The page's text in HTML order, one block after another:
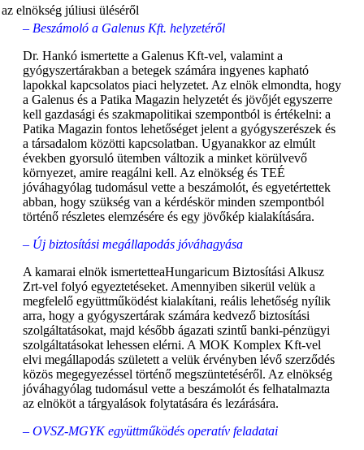
– Beszámoló a Galenus Kft. helyzetéről
Dr. Hankó ismertette a Galenus Kft-vel, valamint a
gyógyszertárakban a betegek számára ingyenes kapható
lapokkal kapcsolatos piaci helyzetet. Az elnök elmondta, hogy
a Galenus és a Patika Magazin helyzetét és jövőjét egyszerre
kell gazdasági és szakmapolitikai szempontból is értékelni: a
Patika Magazin fontos lehetőséget jelent a gyógyszerészek és
a társadalom közötti kapcsolatban. Ugyanakkor az elmúlt
években gyorsuló ütemben változik a minket körülvevő
környezet, amire reagálni kell. Az elnökség és TEÉ
jóváhagyólag tudomásul vette a beszámolót, és egyetértettek
abban, hogy szükség van a kérdéskör minden szempontból
történő részletes elemzésére és egy jövőkép kialakítására.
– Új biztosítási megállapodás jóváhagyása
A kamarai elnök ismertetteaHungaricum Biztosítási Alkusz
Zrt-vel folyó egyeztetéseket. Amennyiben sikerül velük a
megfelelő együttműködést kialakítani, reális lehetőség nyílik
arra, hogy a gyógyszertárak számára kedvező biztosítási
szolgáltatásokat, majd később ágazati szintű banki-pénzügyi
szolgáltatásokat lehessen elérni. A MOK Komplex Kft-vel
elvi megállapodás született a velük érvényben lévő szerződés
közös megegyezéssel történő megszüntetéséről. Az elnökség
jóváhagyólag tudomásul vette a beszámolót és felhatalmazta
az elnököt a tárgyalások folytatására és lezárására.
– OVSZ-MGYK együttműködés operatív feladatai